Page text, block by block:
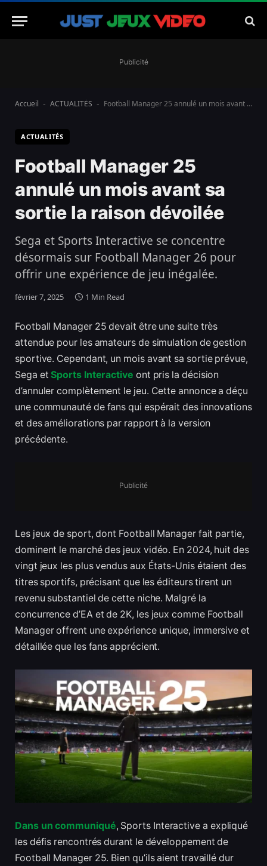
Publicité
Accueil - ACTUALITÉS - Football Manager 25 annulé un mois avant sa sortie la raison dévoilée
ACTUALITÉS
Football Manager 25
annulé un mois avant sa
sortie la raison dévoilée
Sega et Sports Interactive se concentre
désormais sur Football Manager 26 pour
offrir une expérience de jeu inégalée.
février 7, 2025 1 Min Read
Football Manager 25 devait être une suite très
attendue pour les amateurs de simulation de gestion
sportive. Cependant, un mois avant sa sortie prévue,
Sega etSports Interactive ont pris la décision
d’annuler complètement le jeu. Cette annonce a déçu
une communauté de fans qui espérait des innovations
et des améliorations par rapport à la version
précédente.
Publicité
Les jeux de sport, dont Football Manager fait partie,
dominent le marché des jeux vidéo. En 2024, huit des
vingt jeux les plus vendus aux États-Unis étaient des
titres sportifs, précisant que les éditeurs tirent un
revenu substantiel de cette niche. Malgré la
concurrence d’EA et de 2K, les jeux comme Football
Manager offrent une expérience unique, immersive et
détaillée que les fans apprécient.
Dans un communiqué, Sports Interactive a expliqué
les défis rencontrés durant le développement de
Football Manager 25. Bien qu’ils aient travaillé dur